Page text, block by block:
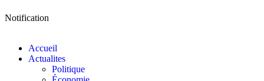
Notification
Accueil
Actualites
Politique